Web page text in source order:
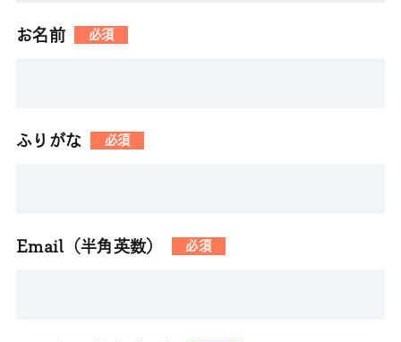
お名前 必須
ふりがな 必須
Email（半角英数） 必須